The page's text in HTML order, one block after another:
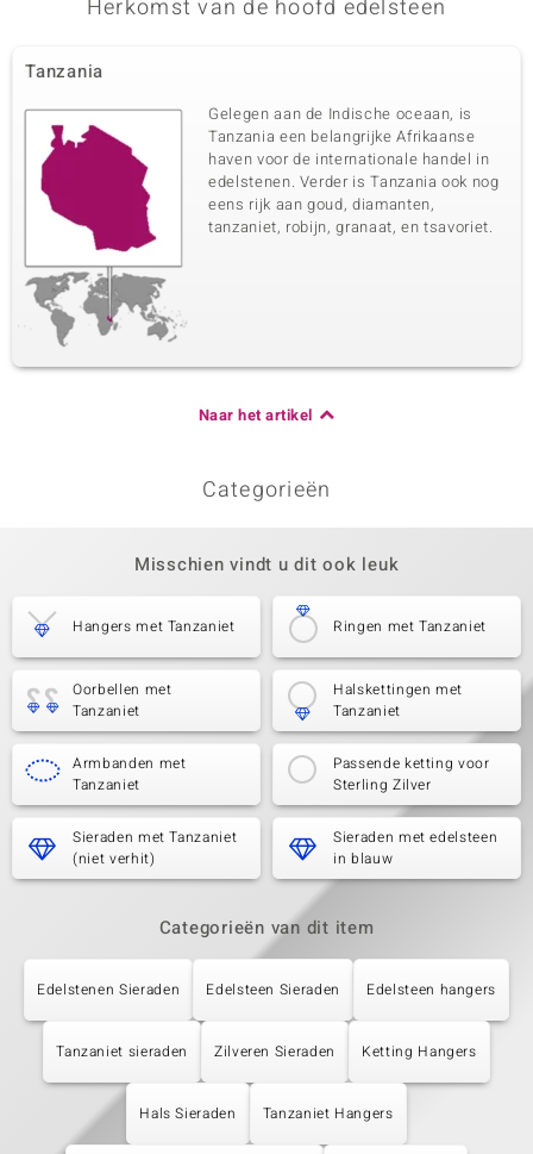
Herkomst van de hoofd edelsteen
Tanzania
Gelegen aan de Indische oceaan, is
Tanzania een belangrijke Afrikaanse
haven voor de internationale handel in
edelstenen. Verder is Tanzania ook nog
eens rijk aan goud, diamanten,
tanzaniet, robijn, granaat, en tsavoriet.
Naar het artikel
Categorieën
Misschien vindt u dit ook leuk
Hangers met Tanzaniet Ringen met Tanzaniet
Oorbellen met
Tanzaniet
Halskettingen met
Tanzaniet
Armbanden met
Tanzaniet
Passende ketting voor
Sterling Zilver
Sieraden met Tanzaniet
(niet verhit)
Sieraden met edelsteen
in blauw
Categorieën van dit item
Edelstenen Sieraden Edelsteen Sieraden Edelsteen hangers
Tanzaniet sieraden Zilveren Sieraden Ketting Hangers
Hals Sieraden Tanzaniet Hangers